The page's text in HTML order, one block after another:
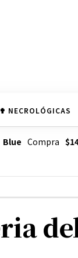
✟ NECROLÓGICAS
Compra